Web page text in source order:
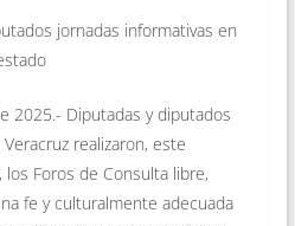
jornadas informativas en
2025.- Diputadas y diputados
realizaron, este
Foros de Consulta libre,
fe y culturalmente adecuada